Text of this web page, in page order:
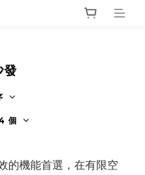
發
個
的機能首選，在有限空